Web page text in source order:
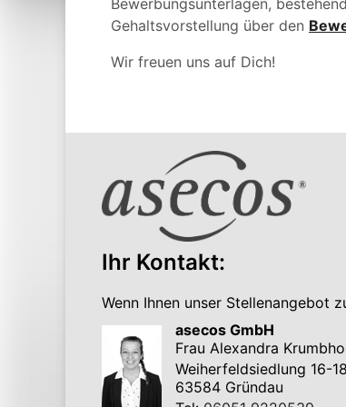
Bewerbungsunterlagen,
Gehaltsvorstellung über den
Wir freuen uns auf Dich!
Ihr Kontakt:
Wenn Ihnen unser Stellenangebot
asecos GmbH
Frau Alexandra
Weiherfeldsiedlung 16-18
63584 Gründau